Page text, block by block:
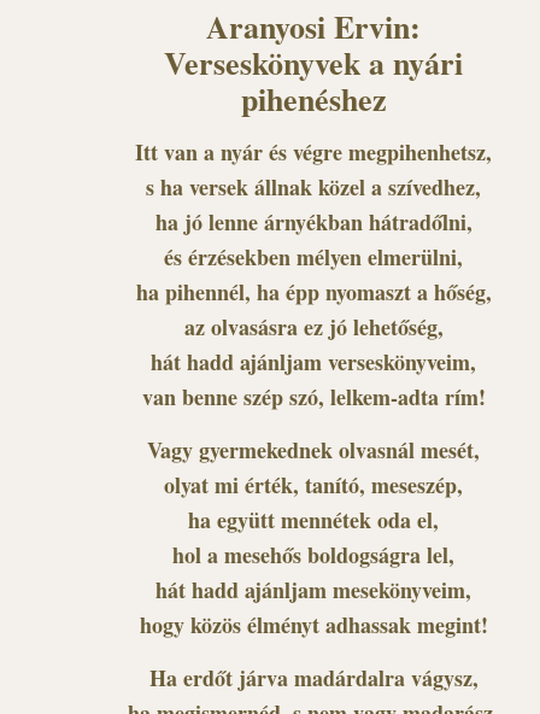
Aranyosi Ervin:
Verseskönyvek a nyári
pihenéshez
Itt van a nyár és végre megpihenhetsz,
s ha versek állnak közel a szívedhez,
ha jó lenne árnyékban hátradőlni,
és érzésekben mélyen elmerülni,
ha pihennél, ha épp nyomaszt a hőség,
az olvasásra ez jó lehetőség,
hát hadd ajánljam verseskönyveim,
van benne szép szó, lelkem-adta rím!
Vagy gyermekednek olvasnál mesét,
olyat mi érték, tanító, meseszép,
ha együtt mennétek oda el,
hol a mesehős boldogságra lel,
hát hadd ajánljam mesekönyveim,
hogy közös élményt adhassak megint!
Ha erdőt járva madárdalra vágysz,